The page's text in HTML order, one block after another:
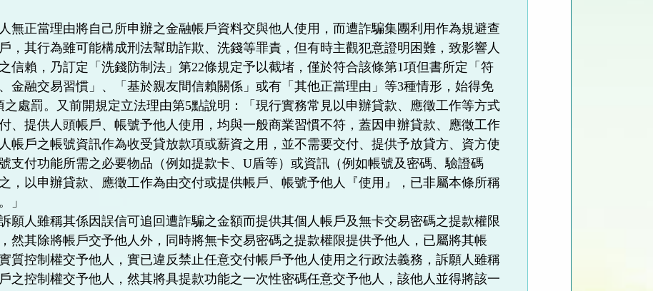
無正當理由將自己所申辦之金融帳戶資料交與他人使用，而遭詐騙集團利用作為規避查
，其行為雖可能構成刑法幫助詐欺、洗錢等罪責，但有時主觀犯意證明困難，致影響人
信賴，乃訂定「洗錢防制法」第22條規定予以截堵，僅於符合該條第1項但書所定「符
金融交易習慣」、「基於親友間信賴關係」或有「其他正當理由」等3種情形，始得免
之處罰。又前開規定立法理由第5點說明：「現行實務常見以申辦貸款、應徵工作等方式
、提供人頭帳戶、帳號予他人使用，均與一般商業習慣不符，蓋因申辦貸款、應徵工作
帳戶之帳號資訊作為收受貸放款項或薪資之用，並不需要交付、提供予放貸方、資方使
支付功能所需之必要物品（例如提款卡、U盾等）或資訊（例如帳號及密碼、驗證碼
，以申辦貸款、應徵工作為由交付或提供帳戶、帳號予他人『使用』，已非屬本條所稱
」
願人雖稱其係因誤信可追回遭詐騙之金額而提供其個人帳戶及無卡交易密碼之提款權限
然其除將帳戶交予他人外，同時將無卡交易密碼之提款權限提供予他人，已屬將其帳
質控制權交予他人，實已違反禁止任意交付帳戶予他人使用之行政法義務，訴願人雖稱
之控制權交予他人，然其將具提款功能之一次性密碼任意交予他人，該他人並得將該一